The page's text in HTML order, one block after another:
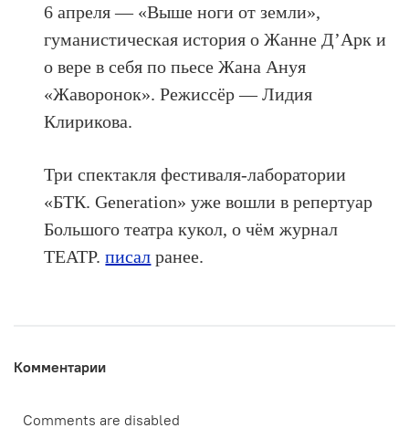
6 апреля — «Выше ноги от земли»,
гуманистическая история о Жанне Д’Арк и
о вере в себя по пьесе Жана Ануя
«Жаворонок». Режиссёр — Лидия
Клирикова.
Три спектакля фестиваля-лаборатории
«БТК. Generation» уже вошли в репертуар
Большого театра кукол, о чём журнал
ТЕАТР.писал ранее.
Комментарии
Comments are disabled